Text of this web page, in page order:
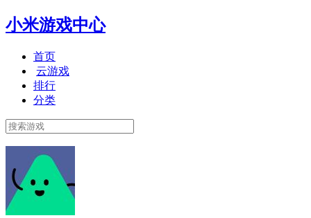
小米游戏中心
首页
云游戏
排行
分类